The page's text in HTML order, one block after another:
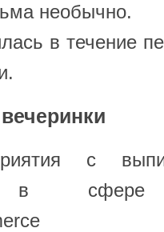
необычно.
в течение
с
в сфере